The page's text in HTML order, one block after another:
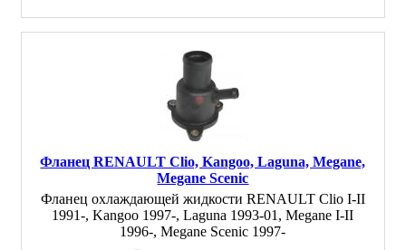
Фланец RENAULT Clio, Kangoo, Laguna, Megane,
Megane Scenic
Фланец охлаждающей жидкости RENAULT Clio I-II
1991-, Kangoo 1997-, Laguna 1993-01, Megane I-II
1996-, Megane Scenic 1997-